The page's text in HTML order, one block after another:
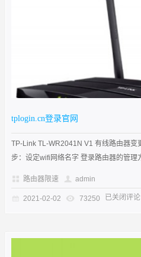
tplogin.cn登录官网
TP-Link TL-WR2041N V1 有线路由器变
步：设定wifi网络名字 登录路由器的管理
路由器限速 admin
2021-02-02 73250 已关闭评论